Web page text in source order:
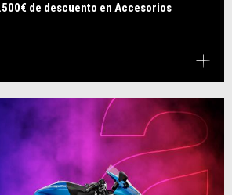
de descuento en Accesorios